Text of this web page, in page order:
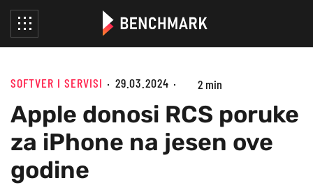
SOFTVER I SERVISI 29.03.2024 2 min
Apple donosi RCS poruke
za iPhone na jesen ove
godine